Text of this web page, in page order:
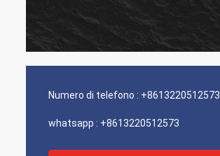
Numero di telefono : +8613220512573
whatsapp : +8613220512573